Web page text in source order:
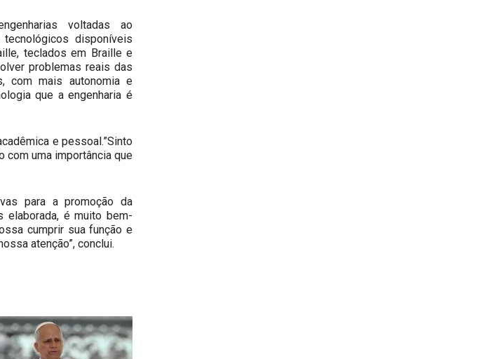
voltadas ao
disponíveis
teclados em Braille e
problemas reais das
com mais autonomia e
que a engenharia é
e pessoal.”Sinto
com uma importância que
para a promoção da
elaborada, é muito bem-
cumprir sua função e
atenção”, conclui.